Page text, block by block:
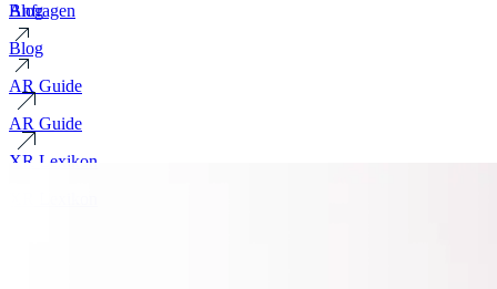
Blog
Blog
AR Guide
AR Guide
XR Lexikon
Anfragen